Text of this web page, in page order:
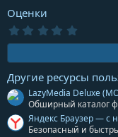
Оценки
в
ё
з
д
Другие ресурсы
LazyMedia Deluxe
Обширный каталог
Яндекс Браузер — с
Безопасный и